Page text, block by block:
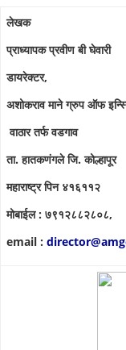
लेखक
प्राध्यापक प्रवीण बी घेवारी
डायरेक्टर,
अशोकराव माने ग्रुप ऑफ
वाठार तर्फ वडगाव
ता. हातकणंगले जि. कोल्हापूर
महाराष्ट्र पिन ४१६११२
मोबाईल : ७९१२८८२८०८,
email :